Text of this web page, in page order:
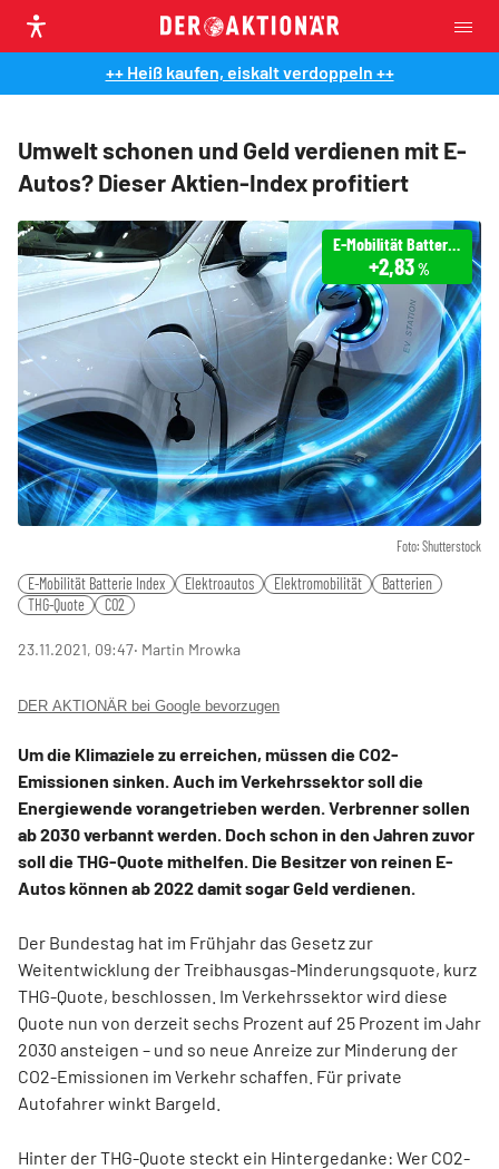
++ Heiß kaufen, eiskalt verdoppeln ++
Umwelt schonen und Geld verdienen mit E-
Autos? Dieser Aktien-Index profitiert
Foto: Shutterstock
E-Mobilität Batterie Index
+2,83%
E-Mobilität Batterie Index Elektroautos Elektromobilität
Batterien
THG-Quote
CO2
23.11.2021, 09:47‧ Martin Mrowka
DER AKTIONÄR bei Google bevorzugen
Um die Klimaziele zu erreichen, müssen die CO2-
Emissionen sinken. Auch im Verkehrssektor soll die
Energiewende vorangetrieben werden. Verbrenner sollen
ab 2030 verbannt werden. Doch schon in den Jahren zuvor
soll die THG-Quote mithelfen. Die Besitzer von reinen E-
Autos können ab 2022 damit sogar Geld verdienen.
Der Bundestag hat im Frühjahr das Gesetz zur
Weitentwicklung der Treibhausgas-Minderungsquote, kurz
THG-Quote, beschlossen. Im Verkehrssektor wird diese
Quote nun von derzeit sechs Prozent auf 25 Prozent im Jahr
2030 ansteigen – und so neue Anreize zur Minderung der
CO2-Emissionen im Verkehr schaffen. Für private
Autofahrer winkt Bargeld.
Hinter der THG-Quote steckt ein Hintergedanke: Wer CO2-